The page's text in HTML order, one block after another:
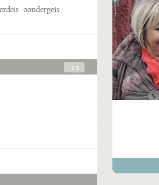
oondergeis
-ɛˑs